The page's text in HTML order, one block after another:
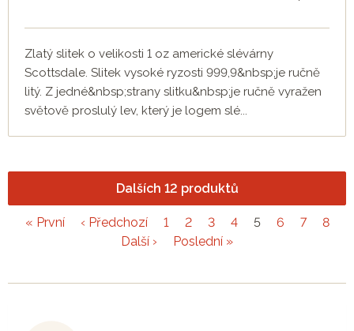
Zlatý slitek o velikosti 1 oz americké slévárny
Scottsdale. Slitek vysoké ryzosti 999,9&nbsp;je ručně
litý. Z jedné&nbsp;strany slitku&nbsp;je ručně vyražen
světově proslulý lev, který je logem slé...
Dalších 12 produktů
« První ‹ Předchozí 1 2 3 4 5 6 7
8
Další ›
Poslední »